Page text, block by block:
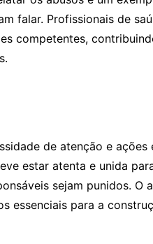
falar. Profissionais de
competentes,
de atenção e
estar atenta e unida
sejam punidos. O
essenciais para a